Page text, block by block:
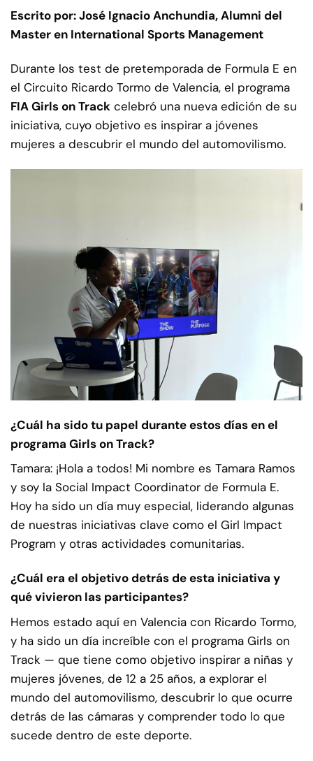
Escrito por: José Ignacio Anchundia, Alumni del
Master en International Sports Management
Durante los test de pretemporada de Formula E en
el Circuito Ricardo Tormo de Valencia, el programa
FIA Girls on Track celebró una nueva edición de su
iniciativa, cuyo objetivo es inspirar a jóvenes
mujeres a descubrir el mundo del automovilismo.
¿Cuál ha sido tu papel durante estos días en el
programa Girls on Track?
Tamara: ¡Hola a todos! Mi nombre es Tamara Ramos
y soy la Social Impact Coordinator de Formula E.
Hoy ha sido un día muy especial, liderando algunas
de nuestras iniciativas clave como el Girl Impact
Program y otras actividades comunitarias.
¿Cuál era el objetivo detrás de esta iniciativa y
qué vivieron las participantes?
Hemos estado aquí en Valencia con Ricardo Tormo,
y ha sido un día increíble con el programa Girls on
Track — que tiene como objetivo inspirar a niñas y
mujeres jóvenes, de 12 a 25 años, a explorar el
mundo del automovilismo, descubrir lo que ocurre
detrás de las cámaras y comprender todo lo que
sucede dentro de este deporte.